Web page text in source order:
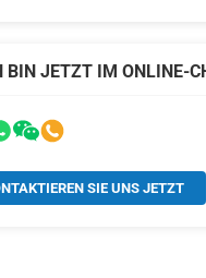
BIN JETZT IM ONLINE-
SIE UNS JETZT